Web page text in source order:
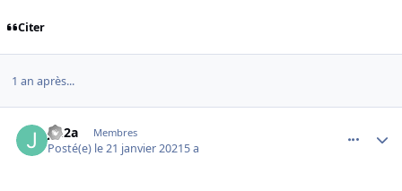
Citer
1 an après...
jm2a Membres
Posté(e) le 21 janvier 20215 a